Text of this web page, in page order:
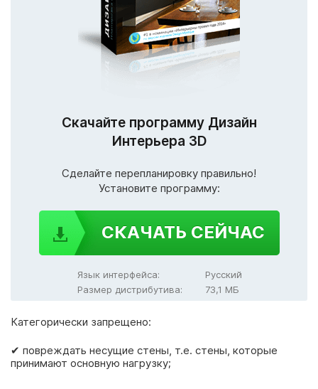
Скачайте программу Дизайн
Интерьера 3D
Сделайте перепланировку правильно!
Установите программу:
СКАЧАТЬ СЕЙЧАС
Язык интерфейса:
Русский
Размер дистрибутива:
73,1 МБ
Категорически запрещено:
✔ повреждать несущие стены, т.е. стены, которые
принимают основную нагрузку;